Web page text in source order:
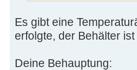
Es gibt eine
erfolgte, der Behälter
Deine Behauptung: